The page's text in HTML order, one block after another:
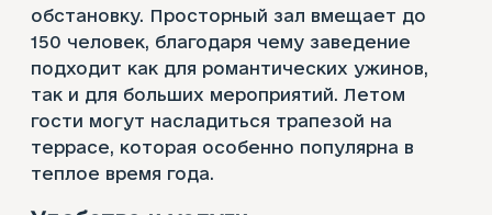
обстановку. Просторный зал вмещает до
150 человек, благодаря чему заведение
подходит как для романтических ужинов,
так и для больших мероприятий. Летом
гости могут насладиться трапезой на
террасе, которая особенно популярна в
теплое время года.